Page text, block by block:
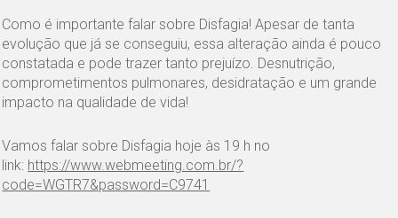
Como é importante falar sobre Disfagia! Apesar de tanta
evolução que já se conseguiu, essa alteração ainda é pouco
constatada e pode trazer tanto prejuízo. Desnutrição,
comprometimentos pulmonares, desidratação e um grande
impacto na qualidade de vida!
Vamos falar sobre Disfagia hoje às 19 h no
link: https://www.webmeeting.com.br/?
code=WGTR7&password=C9741